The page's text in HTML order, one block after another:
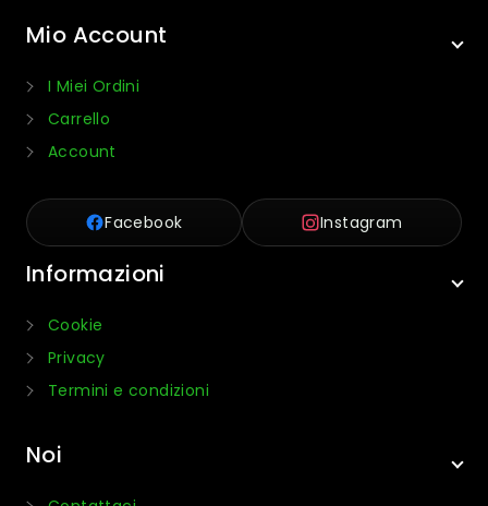
Mio Account
I Miei Ordini
Carrello
Account
Facebook Instagram
Informazioni
Cookie
Privacy
Termini e condizioni
Noi